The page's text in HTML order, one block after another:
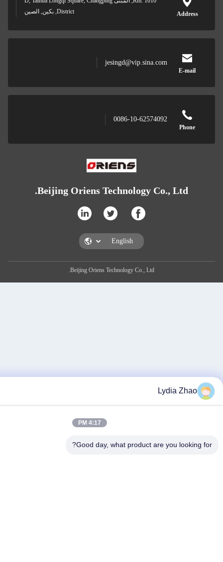
jesingd@vip.sina.com
0086-10-62574092
Beijing Oriens Technology Co.,
Beijing Oriens Technology Co., Ltd.
Lydia
Good day, what product are you